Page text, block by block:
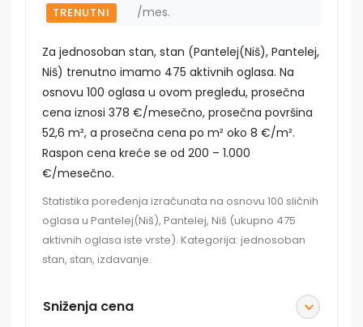
TRENUTNI
/mes.
Za jednosoban stan, stan (Pantelej(Niš), Pantelej,
Niš) trenutno imamo 475 aktivnih oglasa. Na
osnovu 100 oglasa u ovom pregledu, prosečna
cena iznosi 378 €/mesečno, prosečna površina
52,6 m², a prosečna cena po m² oko 8 €/m².
Raspon cena kreće se od 200 – 1.000
€/mesečno.
Statistika poređenja izračunata na osnovu 100 sličnih
oglasa u Pantelej(Niš), Pantelej, Niš (ukupno 475
aktivnih oglasa iste vrste). Kategorija: jednosoban
stan, stan, izdavanje.
Sniženja cena